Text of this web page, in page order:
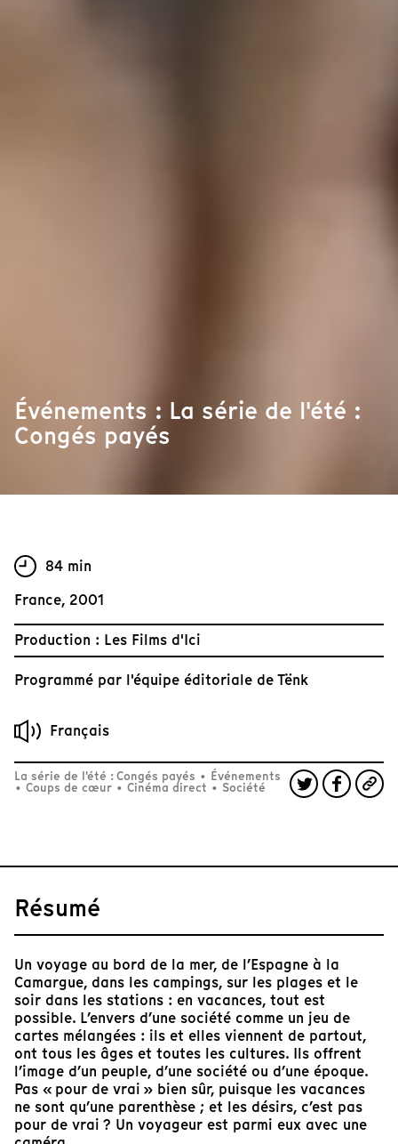
Événements : La série de l'été :
Congés payés
84 min
France, 2001
Production : Les Films d'Ici
Programmé par l'équipe éditoriale de Tënk
Français
La série de l'été : Congés payés • Événements
• Coups de cœur • Cinéma direct • Société
Résumé
Un voyage au bord de la mer, de l’Espagne à la
Camargue, dans les campings, sur les plages et le
soir dans les stations : en vacances, tout est
possible. L’envers d’une société comme un jeu de
cartes mélangées : ils et elles viennent de partout,
ont tous les âges et toutes les cultures. Ils offrent
l’image d’un peuple, d’une société ou d’une époque.
Pas « pour de vrai » bien sûr, puisque les vacances
ne sont qu’une parenthèse ; et les désirs, c’est pas
pour de vrai ? Un voyageur est parmi eux avec une